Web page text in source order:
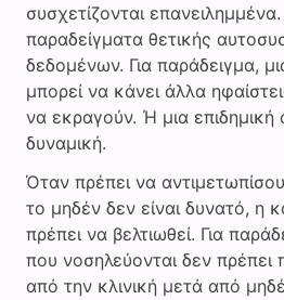
συσχετίζονται
παραδείγματα θετικής
δεδομένων. Για παράδειγμα,
μπορεί να κάνει άλλα
να εκραγούν. Ή μια επιδημική
δυναμική.
Όταν πρέπει να
το μηδέν δεν είναι δυνατό, η
πρέπει να βελτιωθεί. Για
που νοσηλεύονται δεν πρέπει
από την κλινική μετά από